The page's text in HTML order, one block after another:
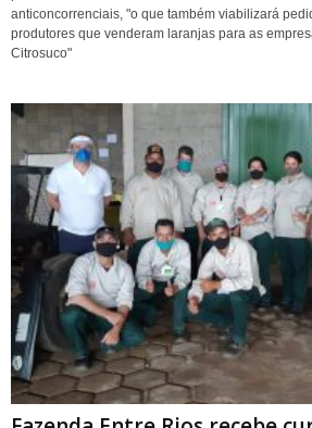
anticoncorrenciais, "o que também viabilizará
produtores que venderam laranjas para as
Citrosuco"